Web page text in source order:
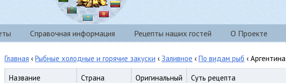
Справочная информация Рецепты наших гостей О Проекте
Главная ‹ Рыбные холодные и горячие закуски ‹ Заливное ‹ По видам рыб ‹ Аргентина
Название Страна
Оригинальный
Суть рецепта